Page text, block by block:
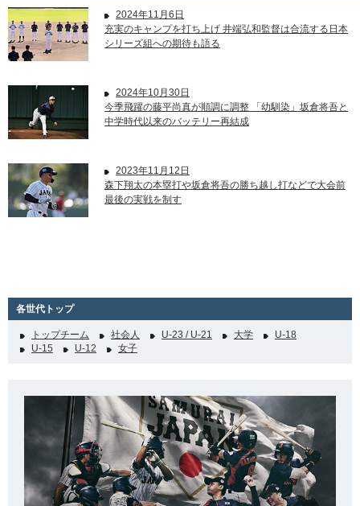
2024年11月6日
充実のキャンプを打ち上げ 井端弘和監督は合流する日本
シリーズ組への期待も語る
2024年10月30日
今季飛躍の藤平尚真が順調に調整 「幼馴染」坂倉将吾と
中学時代以来のバッテリー再結成
2023年11月12日
森下翔太の本塁打や坂倉将吾の勝ち越し打などで大会前
最後の実戦を制す
各世代トップ
トップチーム 社会人 U-23 / U-21 大学
U-18
U-15
U-12 女子